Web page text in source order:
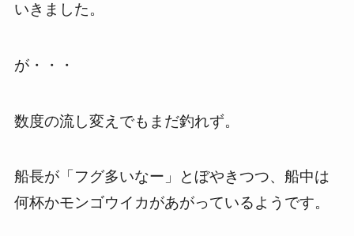
いきました。
が・・・
数度の流し変えでもまだ釣れず。
船長が「フグ多いなー」とぼやきつつ、船中は
何杯かモンゴウイカがあがっているようです。